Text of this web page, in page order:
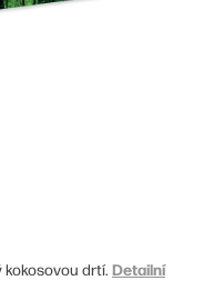
kokosovou drtí. Detailní